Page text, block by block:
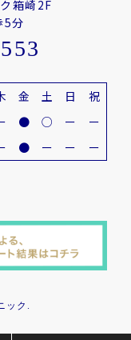
箱崎2F
分
金 土 日
祝
● ○ ー
ー
● ー ー ー
ク.